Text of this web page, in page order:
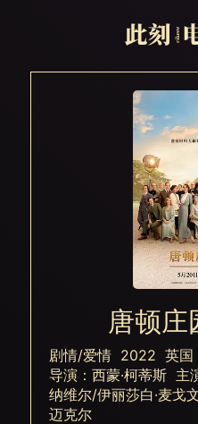
唐顿庄
剧情/爱情 2022 英国
导演：西蒙·柯蒂斯 主
纳维尔/伊丽莎白·麦戈
迈克尔